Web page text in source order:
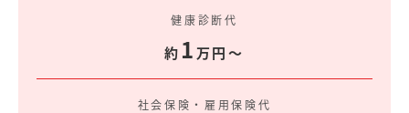
健康診断代
約 1万円〜
社会保険・雇用保険代